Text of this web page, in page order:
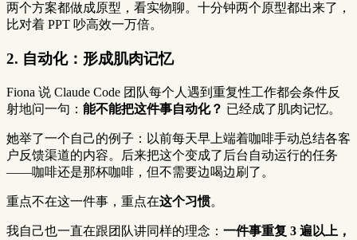
两个方案都做成原型，看实物聊。十分钟两个原型都出来了，
比对着 PPT 吵高效一万倍。
2. 自动化：形成肌肉记忆
Fiona 说 Claude Code 团队每个人遇到重复性工作都会条件反
射地问一句： 能不能把这件事自动化？ 已经成了肌肉记忆。
她举了一个自己的例子：以前每天早上端着咖啡手动总结各客
户反馈渠道的内容。后来把这个变成了后台自动运行的任务
——咖啡还是那杯咖啡，但不需要边喝边刷了。
重点不在这一件事，重点在这个习惯。
我自己也一直在跟团队讲同样的理念： 一件事重复 3 遍以上，